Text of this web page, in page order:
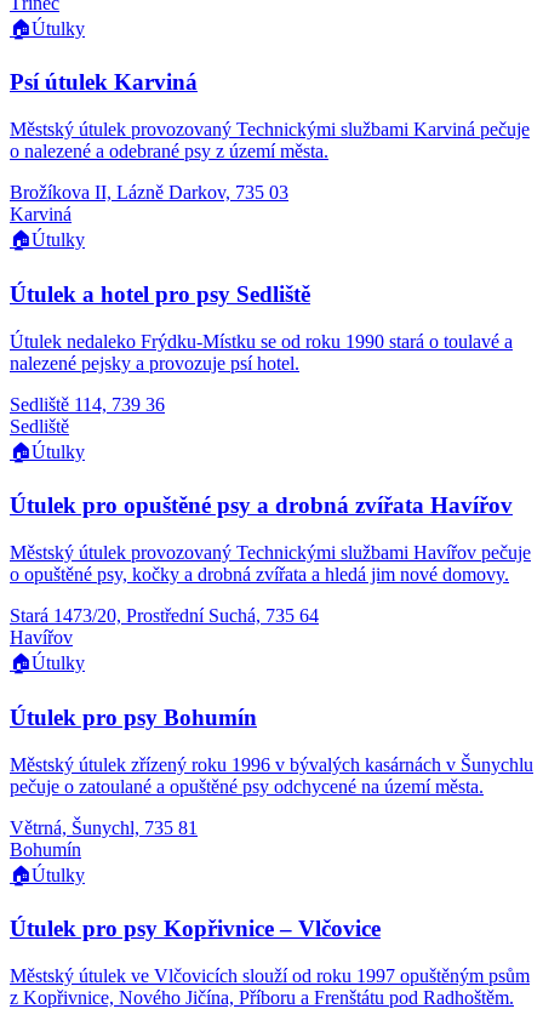
🏠Útulky
Psí útulek Karviná
Městský útulek provozovaný Technickými službami Karviná pečuje
o nalezené a odebrané psy z území města.
Brožíkova II, Lázně Darkov, 735 03
Karviná
🏠Útulky
Útulek a hotel pro psy Sedliště
Útulek nedaleko Frýdku-Místku se od roku 1990 stará o toulavé a
nalezené pejsky a provozuje psí hotel.
Sedliště 114, 739 36
Sedliště
🏠Útulky
Útulek pro opuštěné psy a drobná zvířata Havířov
Městský útulek provozovaný Technickými službami Havířov pečuje
o opuštěné psy, kočky a drobná zvířata a hledá jim nové domovy.
Stará 1473/20, Prostřední Suchá, 735 64
Havířov
🏠Útulky
Útulek pro psy Bohumín
Městský útulek zřízený roku 1996 v bývalých kasárnách v Šunychlu
pečuje o zatoulané a opuštěné psy odchycené na území města.
Větrná, Šunychl, 735 81
Bohumín
🏠Útulky
Útulek pro psy Kopřivnice – Vlčovice
Městský útulek ve Vlčovicích slouží od roku 1997 opuštěným psům
z Kopřivnice, Nového Jičína, Příboru a Frenštátu pod Radhoštěm.